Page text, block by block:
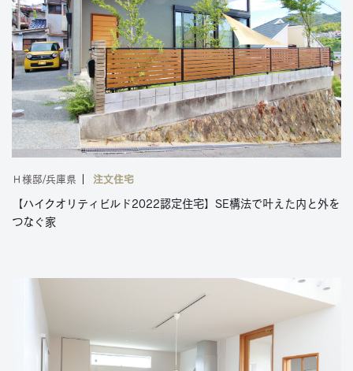
Ｈ様邸/兵庫県 注文住宅
【ハイクオリティビルド2022認定住宅】SE構法で叶えた内と外を
つなぐ家